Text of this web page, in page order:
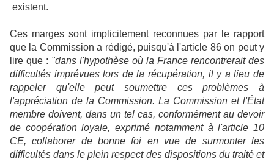
existent.
Ces marges sont implicitement reconnues par le rapport
que la Commission a rédigé, puisqu'à l'article 86 on peut y
lire que : "dans l'hypothèse où la France rencontrerait des
difficultés imprévues lors de la récupération, il y a lieu de
rappeler qu'elle peut soumettre ces problèmes à
l'appréciation de la Commission. La Commission et l'État
membre doivent, dans un tel cas, conformément au devoir
de coopération loyale, exprimé notamment à l'article 10
CE, collaborer de bonne foi en vue de surmonter les
difficultés dans le plein respect des dispositions du traité et